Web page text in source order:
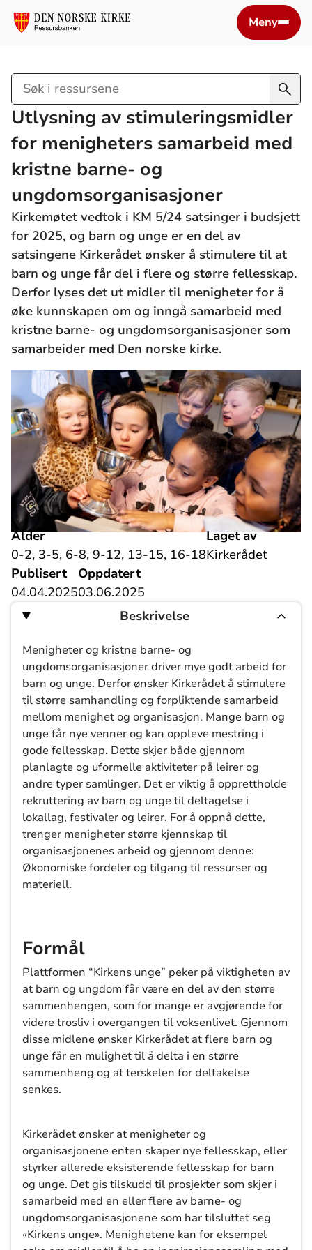
Meny
Søk
i
ressursene
Utlysning av stimuleringsmidler
for menigheters samarbeid med
kristne barne- og
ungdomsorganisasjoner
Kirkemøtet vedtok i KM 5/24 satsinger i budsjett
for 2025, og barn og unge er en del av
satsingene Kirkerådet ønsker å stimulere til at
barn og unge får del i flere og større fellesskap.
Derfor lyses det ut midler til menigheter for å
øke kunnskapen om og inngå samarbeid med
kristne barne- og ungdomsorganisasjoner som
samarbeider med Den norske kirke.
Alder
0-2, 3-5, 6-8, 9-12, 13-15, 16-18
Laget av
Kirkerådet
Publisert
04.04.2025
Oppdatert
03.06.2025
Beskrivelse
Menigheter og kristne barne- og
ungdomsorganisasjoner driver mye godt arbeid for
barn og unge. Derfor ønsker Kirkerådet å stimulere
til større samhandling og forpliktende samarbeid
mellom menighet og organisasjon. Mange barn og
unge får nye venner og kan oppleve mestring i
gode fellesskap. Dette skjer både gjennom
planlagte og uformelle aktiviteter på leirer og
andre typer samlinger. Det er viktig å opprettholde
rekruttering av barn og unge til deltagelse i
lokallag, festivaler og leirer. For å oppnå dette,
trenger menigheter større kjennskap til
organisasjonenes arbeid og gjennom denne:
Økonomiske fordeler og tilgang til ressurser og
materiell.
Formål
Plattformen “Kirkens unge” peker på viktigheten av
at barn og ungdom får være en del av den større
sammenhengen, som for mange er avgjørende for
videre trosliv i overgangen til voksenlivet. Gjennom
disse midlene ønsker Kirkerådet at flere barn og
unge får en mulighet til å delta i en større
sammenheng og at terskelen for deltakelse
senkes.
Kirkerådet ønsker at menigheter og
organisasjonene enten skaper nye fellesskap, eller
styrker allerede eksisterende fellesskap for barn
og unge. Det gis tilskudd til prosjekter som skjer i
samarbeid med en eller flere av barne- og
ungdomsorganisasjonene som har tilsluttet seg
«Kirkens unge». Menighetene kan for eksempel